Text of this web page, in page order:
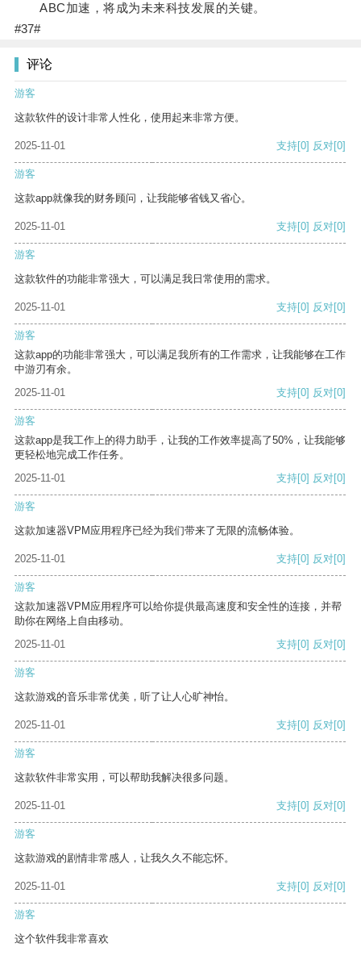
ABC加速，将成为未来科技发展的关键。
#37#
评论
游客
这款软件的设计非常人性化，使用起来非常方便。
2025-11-01 支持[0] 反对[0]
游客
这款app就像我的财务顾问，让我能够省钱又省心。
2025-11-01 支持[0] 反对[0]
游客
这款软件的功能非常强大，可以满足我日常使用的需求。
2025-11-01 支持[0] 反对[0]
游客
这款app的功能非常强大，可以满足我所有的工作需求，让我能够在工作
中游刃有余。
2025-11-01
支持[0] 反对[0]
游客
这款app是我工作上的得力助手，让我的工作效率提高了50%，让我能够
更轻松地完成工作任务。
2025-11-01
支持[0] 反对[0]
游客
这款加速器VPM应用程序已经为我们带来了无限的流畅体验。
2025-11-01 支持[0] 反对[0]
游客
这款加速器VPM应用程序可以给你提供最高速度和安全性的连接，并帮
助你在网络上自由移动。
2025-11-01
支持[0] 反对[0]
游客
这款游戏的音乐非常优美，听了让人心旷神怡。
2025-11-01 支持[0] 反对[0]
游客
这款软件非常实用，可以帮助我解决很多问题。
2025-11-01 支持[0] 反对[0]
游客
这款游戏的剧情非常感人，让我久久不能忘怀。
2025-11-01 支持[0] 反对[0]
游客
这个软件我非常喜欢